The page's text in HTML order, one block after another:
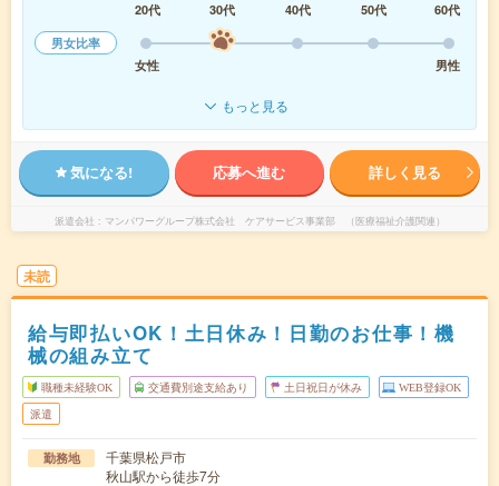
20代
30代 40代 50代
60代
男女比率
女性
男性
もっと見る
気になる! 応募へ進む 詳しく見る
派遣会社 マンパワーグループ株式会社 ケアサービス事業部 （医療福祉介護関連）
未読
給与即払いOK！土日休み！日勤のお仕事！機
械の組み立て
職種未経験OK 交通費別途支給あり 土日祝日が休み WEB登録OK
派遣
勤務地
千葉県松戸市
秋山駅から徒歩7分